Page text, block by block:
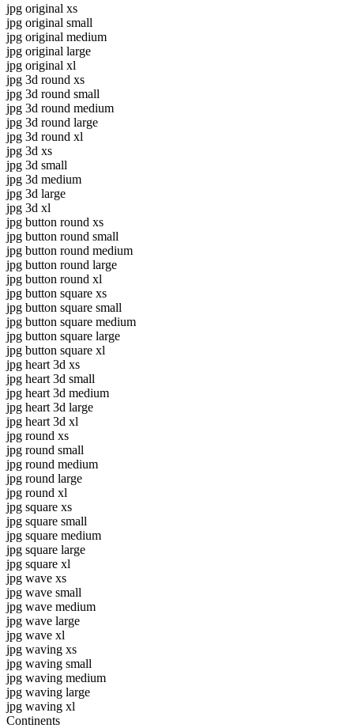
jpg original xs
jpg original small
jpg original medium
jpg original large
jpg original xl
jpg 3d round xs
jpg 3d round small
jpg 3d round medium
jpg 3d round large
jpg 3d round xl
jpg 3d xs
jpg 3d small
jpg 3d medium
jpg 3d large
jpg 3d xl
jpg button round xs
jpg button round small
jpg button round medium
jpg button round large
jpg button round xl
jpg button square xs
jpg button square small
jpg button square medium
jpg button square large
jpg button square xl
jpg heart 3d xs
jpg heart 3d small
jpg heart 3d medium
jpg heart 3d large
jpg heart 3d xl
jpg round xs
jpg round small
jpg round medium
jpg round large
jpg round xl
jpg square xs
jpg square small
jpg square medium
jpg square large
jpg square xl
jpg wave xs
jpg wave small
jpg wave medium
jpg wave large
jpg wave xl
jpg waving xs
jpg waving small
jpg waving medium
jpg waving large
jpg waving xl
Continents